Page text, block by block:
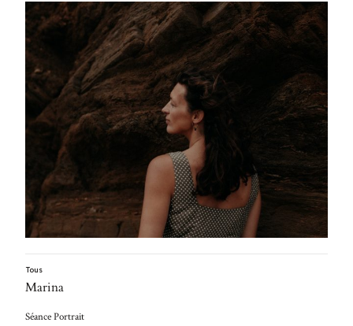
Tous
Marina
Séance Portrait